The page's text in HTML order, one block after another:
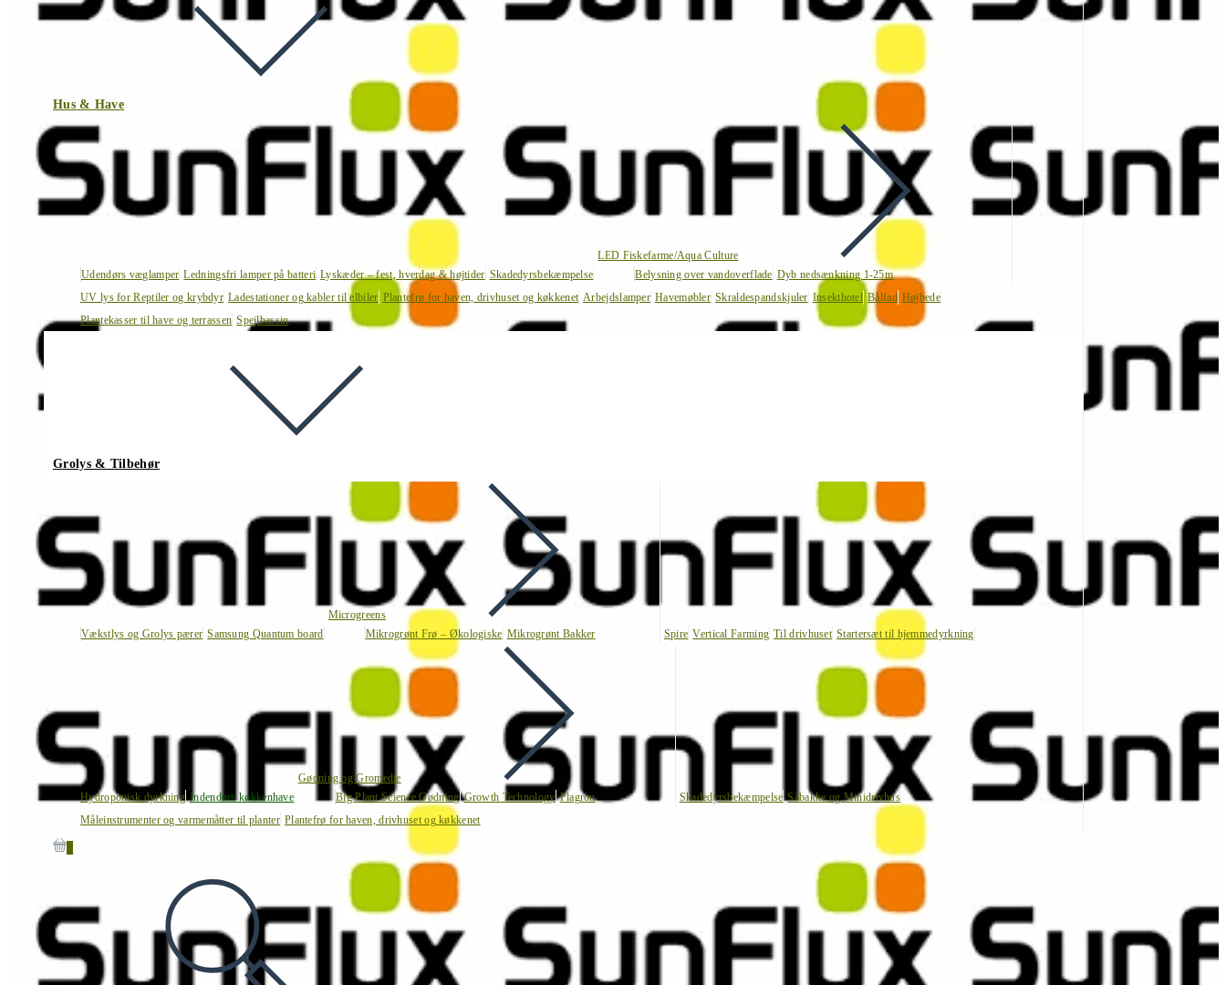
Hus & Have
Udendørs væglamper Ledningsfri lamper på batteri Lyskæder – fest, hverdag & højtider Skadedyrsbekæmpelse
LED Fiskefarme/Aqua Culture
Belysning over vandoverflade Dyb nedsænkning 1-25m
UV lys for Reptiler og krybdyr Ladestationer og kabler til elbiler Plantefrø for haven, drivhuset og køkkenet Arbejdslamper Havemøbler Skraldespandskjuler Insekthotel Bålfad Højbede
Plantekasser til have og terrassen Spejlbassin
Grolys & Tilbehør
Vækstlys og Grolys pærer Samsung Quantum board
Microgreens
Mikrogrønt Frø – Økologiske Mikrogrønt Bakker Spire Vertical Farming Til drivhuset Startersæt til hjemmedyrkning
Hydroponisk dyrkning Indendørs køkkenhave
Gødning og Gromedie
Big Plant Science Gødning Growth Technology Plagron Skadedyrsbekæmpelse Såbakke og Minidrivhus
Måleinstrumenter og varmemåtter til planter Plantefrø for haven, drivhuset og køkkenet